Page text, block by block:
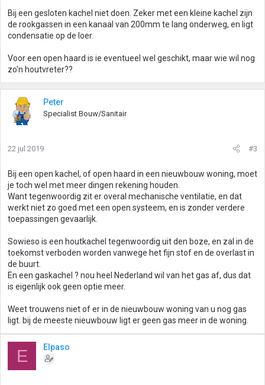
Bij een gesloten kachel niet doen. Zeker met een kleine kachel zijn
de rookgassen in een kanaal van 200mm te lang onderweg, en ligt
condensatie op de loer.
Voor een open haard is ie eventueel wel geschikt, maar wie wil nog
zo'n houtvreter??
Peter
Specialist Bouw/Sanitair
22 jul 2019 #3
Bij een open kachel, of open haard in een nieuwbouw woning, moet
je toch wel met meer dingen rekening houden.
Want tegenwoordig zit er overal mechanische ventilatie, en dat
werkt niet zo goed met een open systeem, en is zonder verdere
toepassingen gevaarlijk.
Sowieso is een houtkachel tegenwoordig uit den boze, en zal in de
toekomst verboden worden vanwege het fijn stof en de overlast in
de buurt.
En een gaskachel ? nou heel Nederland wil van het gas af, dus dat
is eigenlijk ook geen optie meer.
Weet trouwens niet of er in de nieuwbouw woning van u nog gas
ligt. bij de meeste nieuwbouw ligt er geen gas meer in de woning.
E Elpaso